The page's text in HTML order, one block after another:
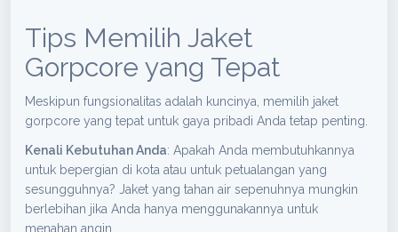
Tips Memilih Jaket
Gorpcore yang Tepat
Meskipun fungsionalitas adalah kuncinya, memilih jaket
gorpcore yang tepat untuk gaya pribadi Anda tetap penting.
Kenali Kebutuhan Anda: Apakah Anda membutuhkannya
untuk bepergian di kota atau untuk petualangan yang
sesungguhnya? Jaket yang tahan air sepenuhnya mungkin
berlebihan jika Anda hanya menggunakannya untuk
menahan angin.